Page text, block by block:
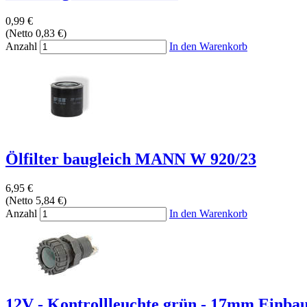
0,99 €
(Netto 0,83 €)
Anzahl
In den Warenkorb
Ölfilter baugleich MANN W 920/23
6,95 €
(Netto 5,84 €)
Anzahl
In den Warenkorb